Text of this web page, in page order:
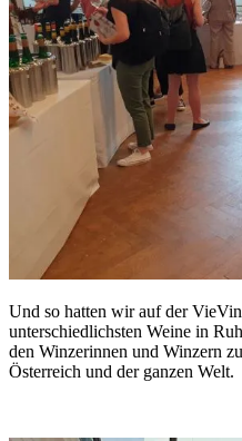
Und so hatten wir auf der
unterschiedlichsten Weine in
den Winzerinnen und Winzern
Österreich und der ganzen Welt.